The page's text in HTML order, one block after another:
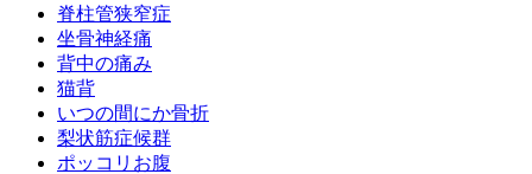
脊柱管狭窄症
坐骨神経痛
背中の痛み
猫背
いつの間にか骨折
梨状筋症候群
ポッコリお腹